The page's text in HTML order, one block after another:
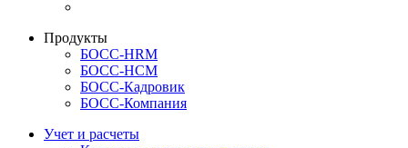
Продукты
БОСС-HRM
БОСС-HCM
БОСС-Кадровик
БОСС-Компания
Учет и расчеты